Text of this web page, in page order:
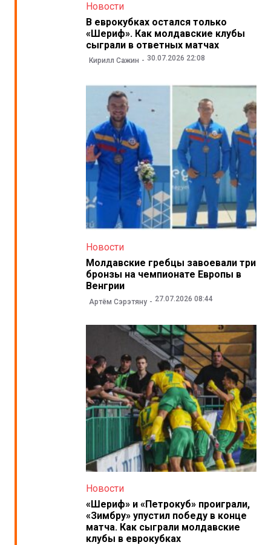
Новости
В еврокубках остался только
«Шериф». Как молдавские клубы
сыграли в ответных матчах
Кирилл Сажин 30.07.2026 22:08
Новости
Молдавские гребцы завоевали три
бронзы на чемпионате Европы в
Венгрии
Артём Сэрэтяну 27.07.2026 08:44
Новости
«Шериф» и «Петрокуб» проиграли,
«Зимбру» упустил победу в конце
матча. Как сыграли молдавские
клубы в еврокубках